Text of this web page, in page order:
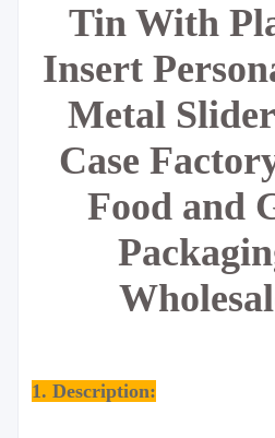
Tin With
Insert
Metal
Case
Food and
1. Description: